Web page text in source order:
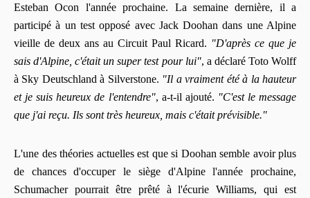
Esteban Ocon l'année prochaine. La semaine dernière, il a
participé à un test opposé avec Jack Doohan dans une Alpine
vieille de deux ans au Circuit Paul Ricard. "D'après ce que je
sais d'Alpine, c'était un super test pour lui", a déclaré Toto Wolff
à Sky Deutschland à Silverstone. "Il a vraiment été à la hauteur
et je suis heureux de l'entendre", a-t-il ajouté. "C'est le message
que j'ai reçu. Ils sont très heureux, mais c'était prévisible."
L'une des théories actuelles est que si Doohan semble avoir plus
de chances d'occuper le siège d'Alpine l'année prochaine,
Schumacher pourrait être prêté à l'écurie Williams, qui est